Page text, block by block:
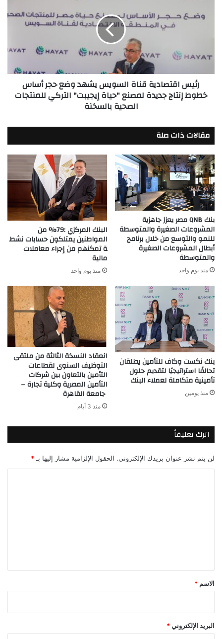
السويس
أساس
خطوط
جديدة
التركي
للمنتجات
الصحية
بالسخنة
رئيس اقتصادية قناة السويس يشهد وضع حجر أساس
خطوط إنتاج جديدة لمصنع "حياة إيجيبت" التركي للمنتجات
الصحية بالسخنة
مقالات ذات صلة
بنك QNB مصر يعزز جاهزية
المشروعات الصغيرة والمتوسطة
للنمو والتوسع من خلال برنامج
أبطال المشروعات الصغيرة
والمتوسطة
منذ يوم واحد
البنك المركزي :79% من
المواطنين يمتلكون حسابات نشط
ة تمكنهم من إجراء معاملات
مالية
منذ يوم واحد
بنك نكست وكاف للتأمين يطلقان
تحالفًا استراتيجيًا لتقديم حلول
تأمينية متكاملة لعملاء البنك
منذ يومين
انعقاد النسخة الثالثة من ملتقى
التوظيف السنوى لقطاعات
التأمين بالتعاون بين شركات
التأمين المصرية وكلية تجارة –
جامعة القاهرة
منذ 3 أيام
اترك تعليقاً
لن يتم نشر عنوان بريدك الإلكتروني. الحقول الإلزامية مشار إليها بـ *
*
الاسم *
البريد الإلكتروني *